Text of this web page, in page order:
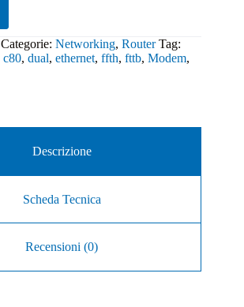
Categorie: Networking, Router Tag:
c80, dual, ethernet, ffth, fttb, Modem,
Descrizione
Scheda Tecnica
Recensioni (0)